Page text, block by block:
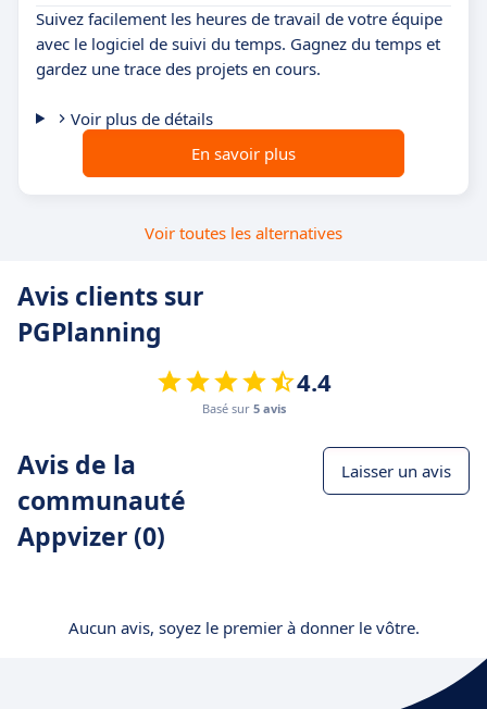
Suivez facilement les heures de travail de votre équipe
avec le logiciel de suivi du temps. Gagnez du temps et
gardez une trace des projets en cours.
Voir plus de détails
En savoir plus
Voir toutes les alternatives
Avis clients sur
PGPlanning
4.4
Basé sur 5 avis
Avis de la
communauté
Appvizer (0)
Laisser un avis
Aucun avis, soyez le premier à donner le vôtre.